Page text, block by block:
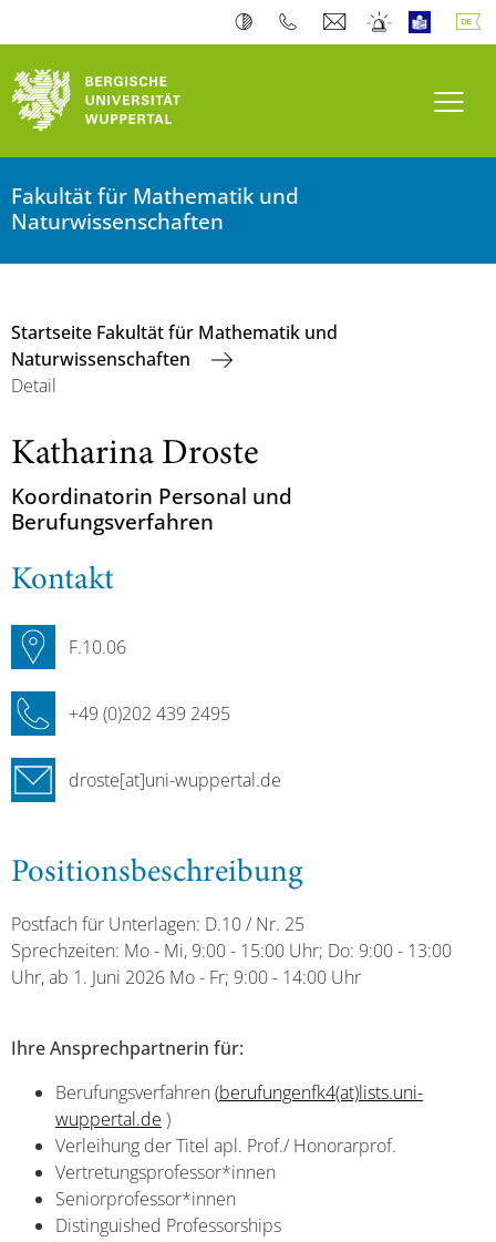
Fakultät für Mathematik und
Naturwissenschaften
Startseite Fakultät für Mathematik und
Naturwissenschaften
Detail
Katharina Droste
Koordinatorin Personal und
Berufungsverfahren
Kontakt
F.10.06
+49 (0)202 439 2495
droste[at]uni-wuppertal.de
Positionsbeschreibung
Postfach für Unterlagen: D.10 / Nr. 25
Sprechzeiten: Mo - Mi, 9:00 - 15:00 Uhr; Do: 9:00 - 13:00
Uhr, ab 1. Juni 2026 Mo - Fr; 9:00 - 14:00 Uhr
Ihre Ansprechpartnerin für:
Berufungsverfahren (berufungenfk4(at)lists.uni-
wuppertal.de )
Verleihung der Titel apl. Prof./ Honorarprof.
Vertretungsprofessor*innen
Seniorprofessor*innen
Distinguished Professorships